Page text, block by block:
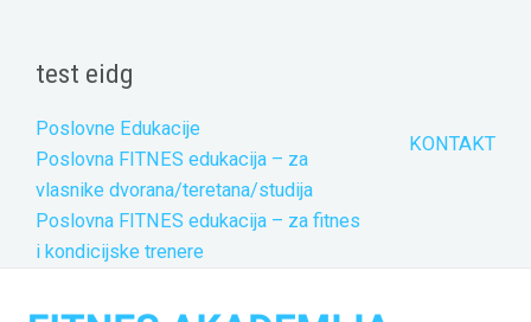
contenttest eidg
Poslovne Edukacije
Poslovna FITNES edukacija – za
vlasnike dvorana/teretana/studija
Poslovna FITNES edukacija – za fitnes
i kondicijske trenere
KONTAKT